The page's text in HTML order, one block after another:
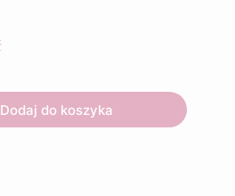
Dodaj do koszyka